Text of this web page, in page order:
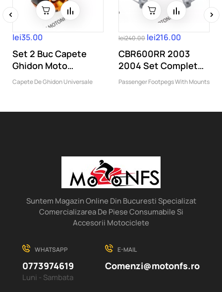
lei35.00
Set 2 Buc Capete
Ghidon Moto
Universale Culori...
Capete De Ghidon Universale
lei240.00 lei216.00
CBR600RR 2003
2004 Set Complet
Scarite Si...
Passenger Footpegs With Mounts
‹ ›
Suntem Magazin Online Din Bucuresti Specializat
Comercializarea De Piese Consumabile Si
Accesorii Motociclete
WHATSAPP
0773974619
E-MAIL
Comenzi@motonfs.ro
Luni - Sambata